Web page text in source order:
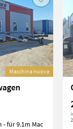
Macchina nuova
- für 9.1m Mac